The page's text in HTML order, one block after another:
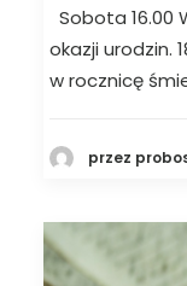
Sobota 16.00
okazji urodzin.
w rocznicę
przez